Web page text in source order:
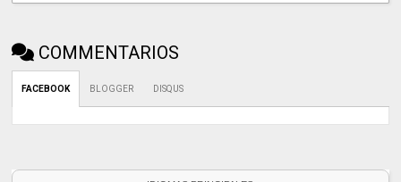
COMMENTARIOS
FACEBOOK BLOGGER DISQUS